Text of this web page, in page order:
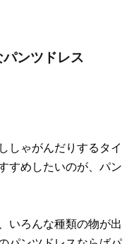
ンツドレス
しゃがんだりするタイ
すめしたいのが、パン
いろんな種類の物が出